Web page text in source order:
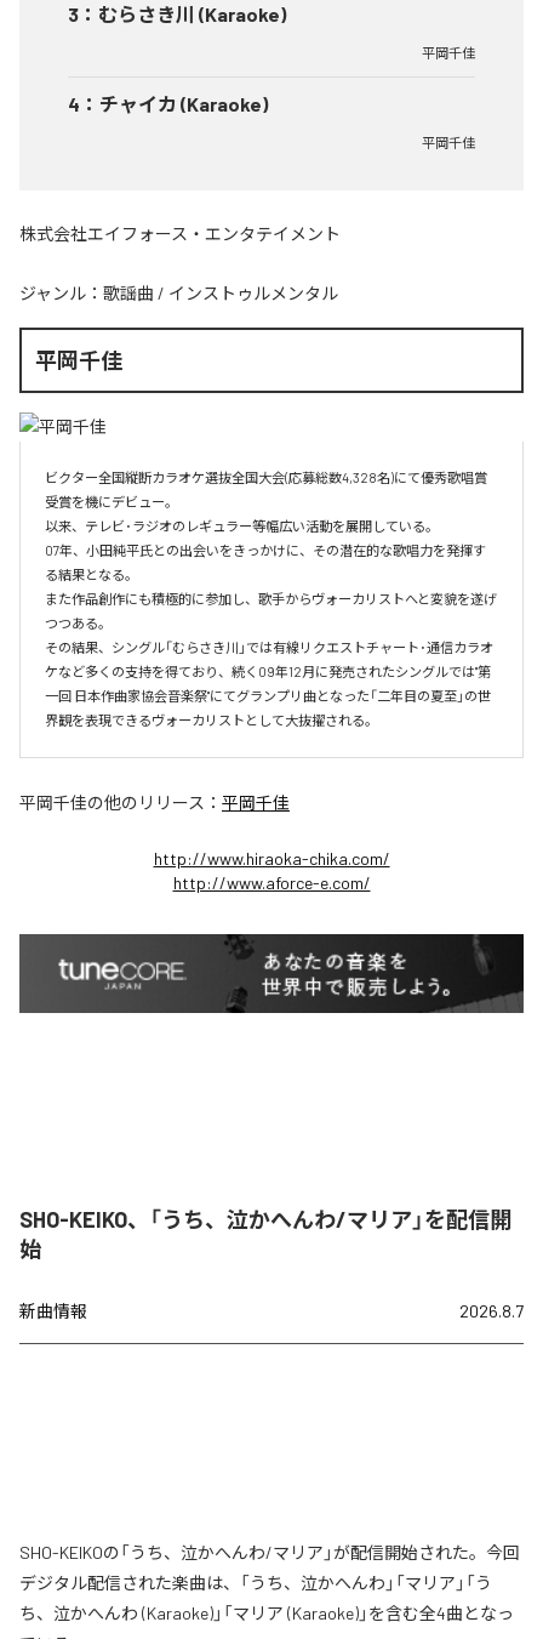
3 ： むらさき川 (Karaoke)
平岡千佳
4 ： チャイカ (Karaoke)
平岡千佳
株式会社エイフォース・エンタテイメント
ジャンル： 歌謡曲 / インストゥルメンタル
平岡千佳
ビクター全国縦断カラオケ選抜全国大会(応募総数4,328名)にて優秀歌唱賞
受賞を機にデビュー。
以来、テレビ･ラジオのレギュラー等幅広い活動を展開している。
07年、小田純平氏との出会いをきっかけに、その潜在的な歌唱力を発揮す
る結果となる。
また作品創作にも積極的に参加し、歌手からヴォーカリストへと変貌を遂げ
つつある。
その結果、シングル「むらさき川」では有線リクエストチャート･通信カラオ
ケなど多くの支持を得ており、続く09年12月に発売されたシングルでは"第
一回 日本作曲家協会音楽祭"にてグランプリ曲となった「二年目の夏至」の世
界観を表現できるヴォーカリストとして大抜擢される。
平岡千佳の他のリリース： 平岡千佳
http://www.hiraoka-chika.com/
http://www.aforce-e.com/
SHO-KEIKO、「うち、泣かへんわ/マリア」を配信開
始
新曲情報 2026.8.7
SHO-KEIKOの「うち、泣かへんわ/マリア」が配信開始された。今回
デジタル配信された楽曲は、「うち、泣かへんわ」「マリア」「う
ち、泣かへんわ (Karaoke)」「マリア (Karaoke)」を含む全4曲となっ